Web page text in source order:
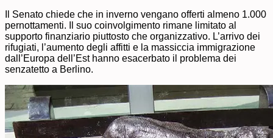
Il Senato chiede che in inverno vengano offerti almeno 1.000
pernottamenti. Il suo coinvolgimento rimane limitato al
supporto finanziario piuttosto che organizzativo. L’arrivo dei
rifugiati, l’aumento degli affitti e la massiccia immigrazione
dall’Europa dell’Est hanno esacerbato il problema dei
senzatetto a Berlino.